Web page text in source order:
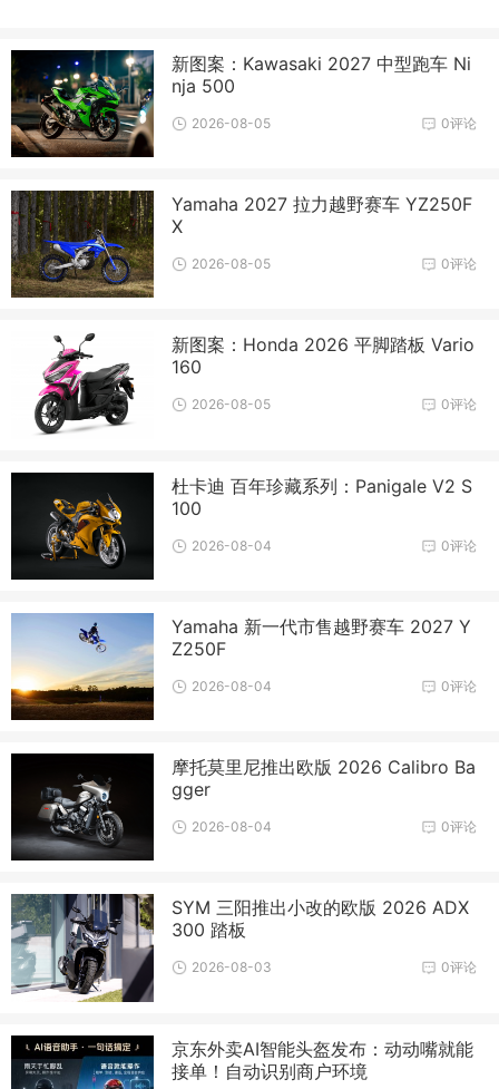
新图案：Kawasaki 2027 中型跑车 Ni
nja 500
0评论
2026-08-05
Yamaha 2027 拉力越野赛车 YZ250F
X
0评论
2026-08-05
新图案：Honda 2026 平脚踏板 Vario
160
0评论
2026-08-05
杜卡迪 百年珍藏系列：Panigale V2 S
100
0评论
2026-08-04
Yamaha 新一代市售越野赛车 2027 Y
Z250F
0评论
2026-08-04
摩托莫里尼推出欧版 2026 Calibro Ba
gger
0评论
2026-08-04
SYM 三阳推出小改的欧版 2026 ADX
300 踏板
0评论
2026-08-03
京东外卖AI智能头盔发布：动动嘴就能
接单！自动识别商户环境